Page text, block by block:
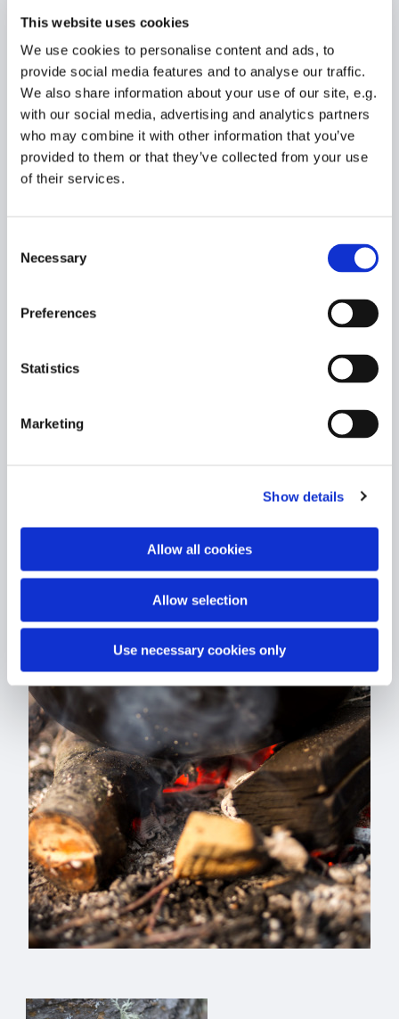
This website uses cookies
We use cookies to personalise content and ads, to
provide social media features and to analyse our traffic.
We also share information about your use of our site, e.g.
with our social media, advertising and analytics partners
who may combine it with other information that you’ve
provided to them or that they’ve collected from your use
of their services.
Selection
Necessary
Preferences
Statistics
Marketing
Show details
Allow all cookies
Allow selection
Use necessary cookies only
Vi er også klar til næste step i vores Bone Broth workshop, og du vil
få endnu nogle redskaber til Mindful Madlavning og igen bliver det en
udsøgt fornøjelse at spise maden Mindful efterfølgende.
Dag 2 - Søndag
Kl. 9.00 - 2. Workshop med de 4 energiniveauer med øvelser og
værkstøjskasse.
Kl. 12.00 - Workshop Bone Broth'en skal færdiggøres og vi laver og
spiser frokost sammen.
Se priser og hvad der er indkluderet her